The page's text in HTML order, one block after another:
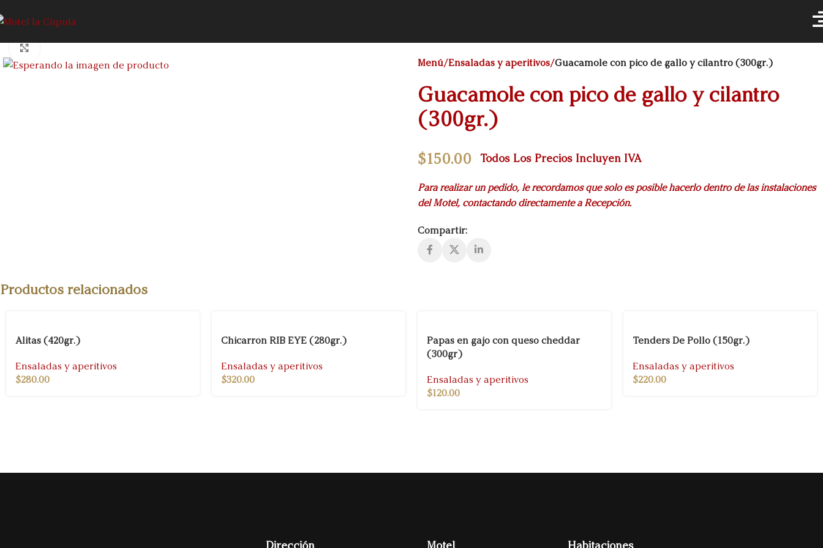
Menú Ensaladas y aperitivos Guacamole con pico de gallo y cilantro (300gr.)
Guacamole con pico de gallo y cilantro
(300gr.)
$150.00 Todos Los Precios Incluyen IVA
Para realizar un pedido, le recordamos que solo es posible hacerlo dentro de las instalaciones
del Motel, contactando directamente a Recepción.
Compartir:
Productos relacionados
Alitas (420gr.)
Ensaladas y aperitivos
$280.00
Chicarron RIB EYE (280gr.)
Ensaladas y aperitivos
$320.00
Papas en gajo con queso cheddar
(300gr)
Ensaladas y aperitivos
$120.00
Tenders De Pollo (150gr.)
Ensaladas y aperitivos
$220.00